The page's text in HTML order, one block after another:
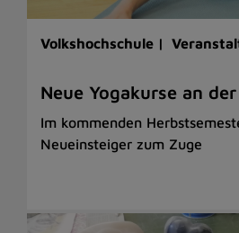
Volkshochschule |
Neue Yogakurse an der
Im kommenden
Neueinsteiger zum Zuge